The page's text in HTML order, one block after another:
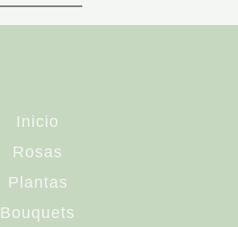
Inicio
Rosas
Plantas
Bouquets